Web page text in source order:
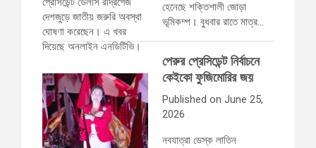
হেনেছে শক্তিশালী জোড়া
ভূমিকম্প। বুধবার রাতে মাত্র…
পেরুর প্রেসিডেন্ট নির্বাচনে
কেইকো ফুজিমোরির জয়
Published on June 25,
2026
নবযাত্রা ডেস্ক লাতিন